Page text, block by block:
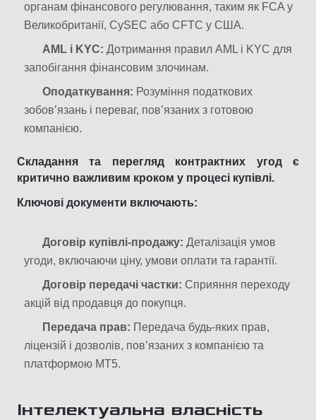
органам фінансового регулювання, таким як FCA у
Великобританії, CySEC або CFTC у США.
AML і KYC: Дотримання правил AML і KYC для
запобігання фінансовим злочинам.
Оподаткування: Розуміння податкових
зобов’язань і переваг, пов’язаних з готовою
компанією.
Складання та перегляд контрактних угод є
критично важливим кроком у процесі купівлі.
Ключові документи включають:
Договір купівлі-продажу: Деталізація умов
угоди, включаючи ціну, умови оплати та гарантії.
Договір передачі частки: Сприяння переходу
акцій від продавця до покупця.
Передача прав: Передача будь-яких прав,
ліцензій і дозволів, пов’язаних з компанією та
платформою MT5.
Інтелектуальна власність